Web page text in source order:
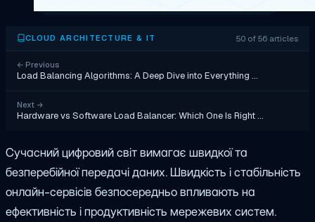
CLOUD ARCHITECTURE & IT 50 of 56 articles
← Previous
Load Balancing Algorithms: A Deep Dive into Everything …
Next →
Hardware vs Software Load Balancer: Which One Is Right …
Сучасний цифровий світ вимагає швидкої та
безперебійної передачі даних. Швидкість і стабільність
онлайн-сервісів безпосередньо впливають на
ефективність і продуктивність мережевих систем.